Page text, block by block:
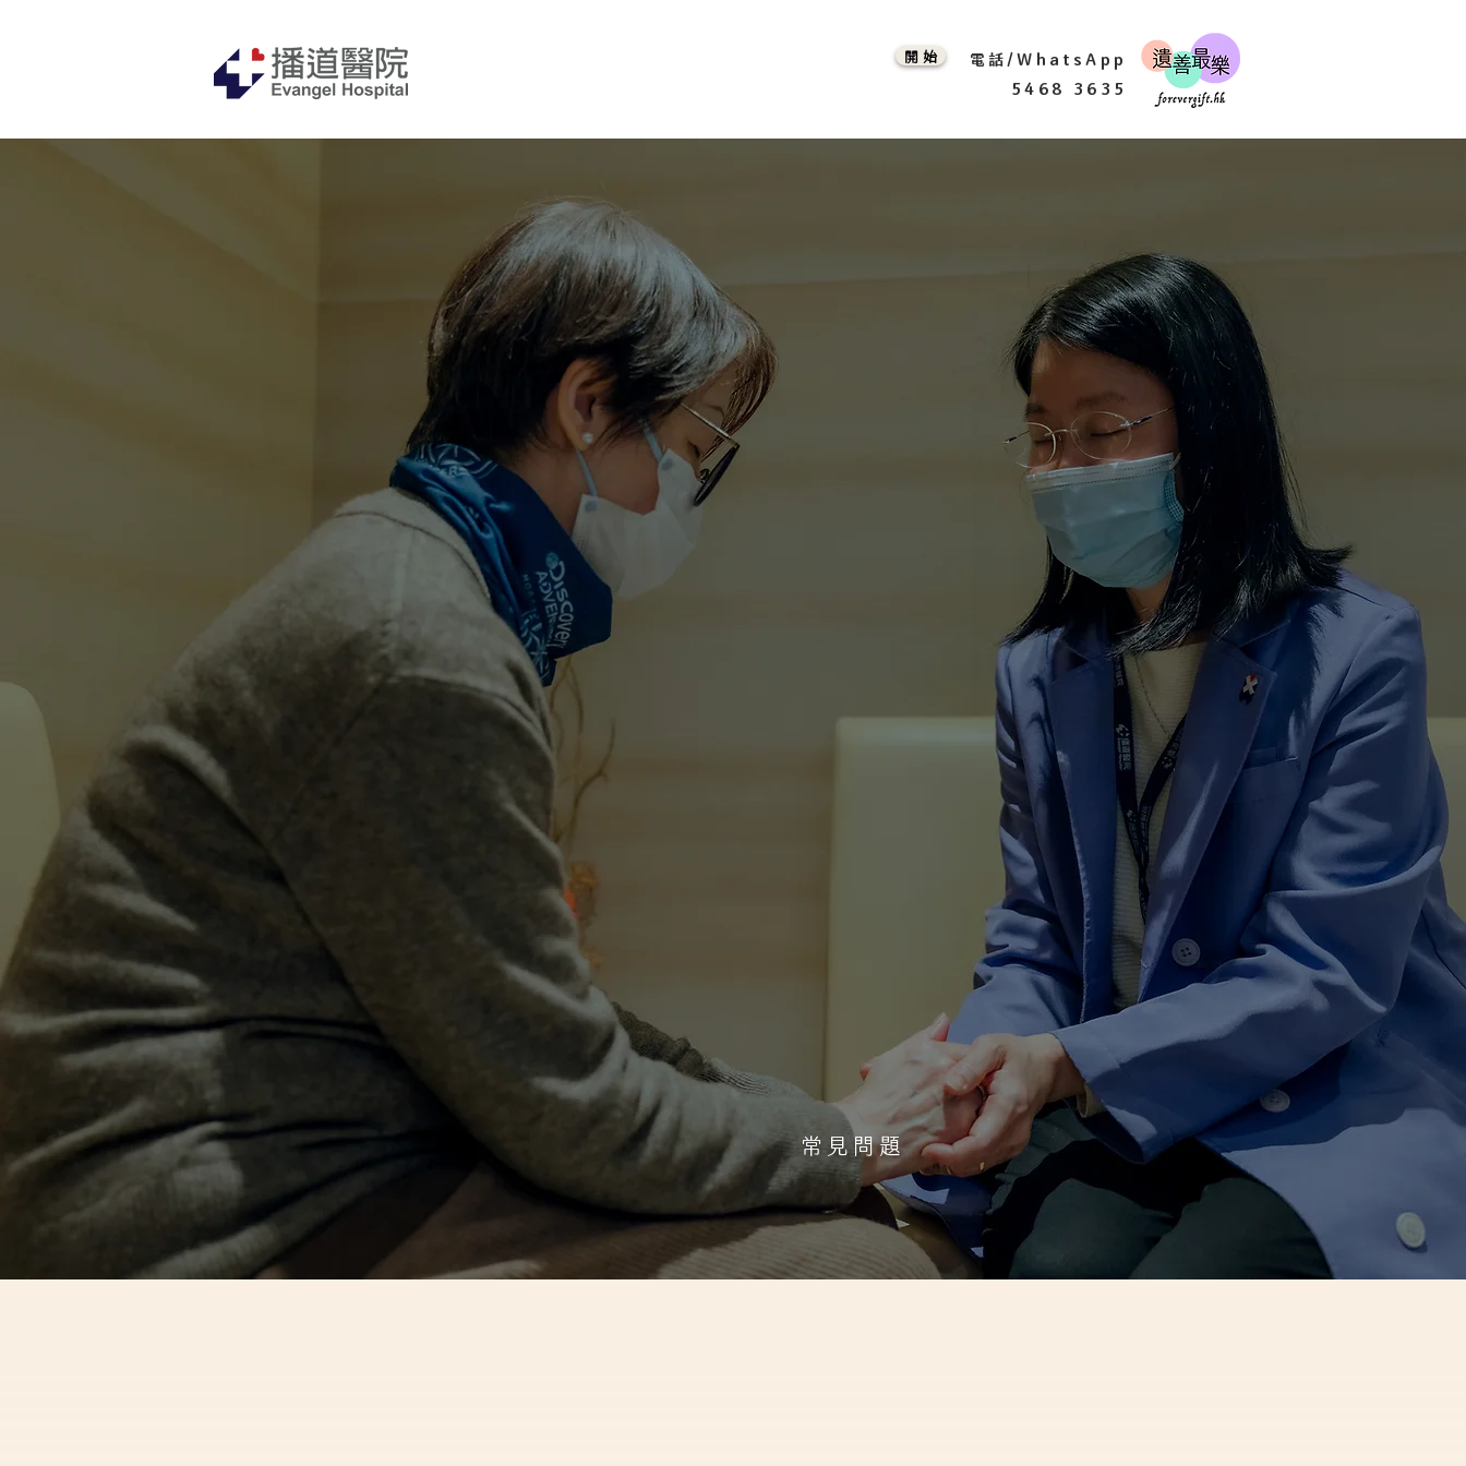
開 始
電話/WhatsApp
5468 3635
捐贈一點遺產
承傳愛
讓優質醫療燃亮生命
常見問題
登記訂立遺囑